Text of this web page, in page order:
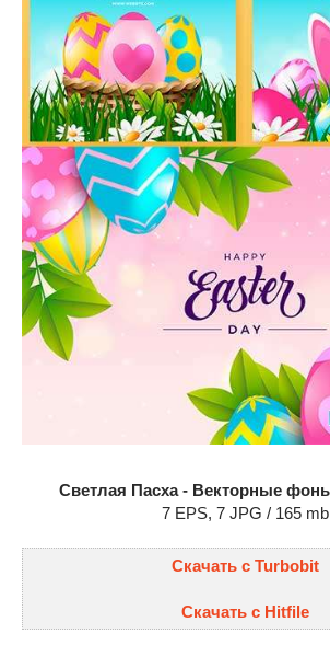
Светлая Пасха - Векторные
7 EPS, 7 JPG / 165 mb
Скачать с Turbobit
Скачать с Hitfile